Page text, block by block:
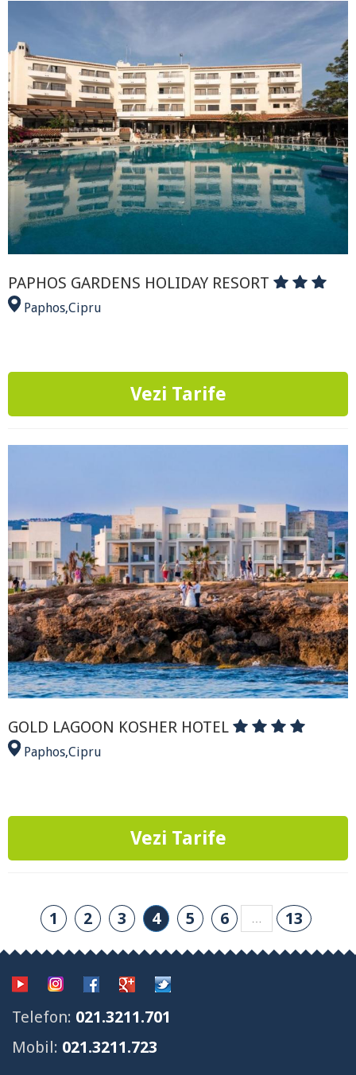
PAPHOS GARDENS HOLIDAY RESORT
Paphos,Cipru
Vezi Tarife
GOLD LAGOON KOSHER HOTEL
Paphos,Cipru
Vezi Tarife
1 2 3 4 5 6 … 13
Telefon: 021.3211.701
Mobil: 021.3211.723